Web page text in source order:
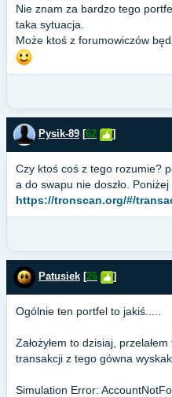
Nie znam za bardzo tego
taka sytuacja.
Może ktoś z forumowiczów
Pysik-89 [62 ]
Czy ktoś coś z tego rozumie?
a do swapu nie doszło.
https://tronscan.org/#/
Patusiek [26 ]
Ogólnie ten portfel to jakiś.....
Założyłem to dzisiaj,
transakcji z tego gówna
Simulation Error: